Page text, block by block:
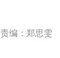
责编：郑思雯